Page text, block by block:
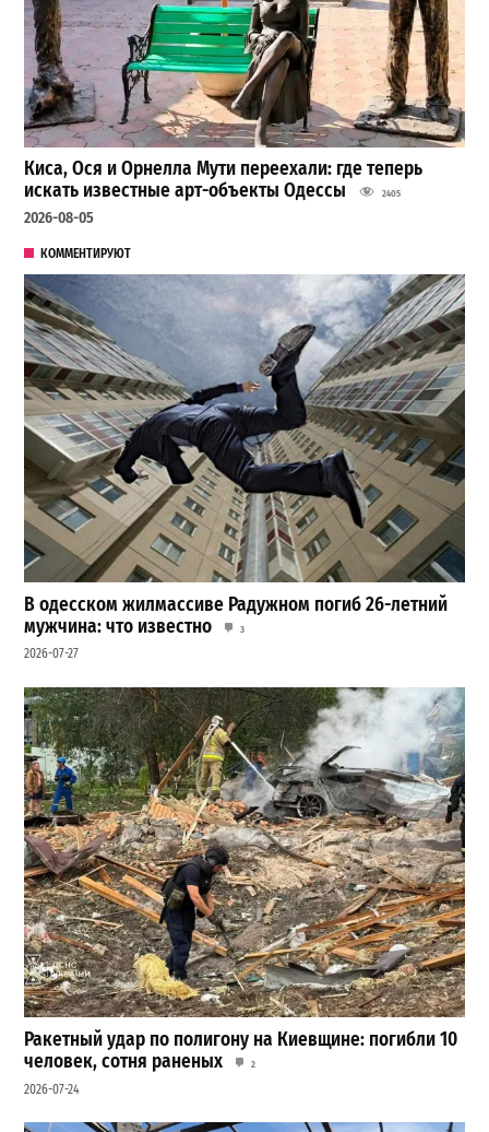
Киса, Ося и Орнелла Мути переехали: где теперь
искать известные арт-объекты Одессы
2405
2026-08-05
КОММЕНТИРУЮТ
В одесском жилмассиве Радужном погиб 26-летний
мужчина: что известно
3
2026-07-27
Ракетный удар по полигону на Киевщине: погибли 10
человек, сотня раненых
2
2026-07-24